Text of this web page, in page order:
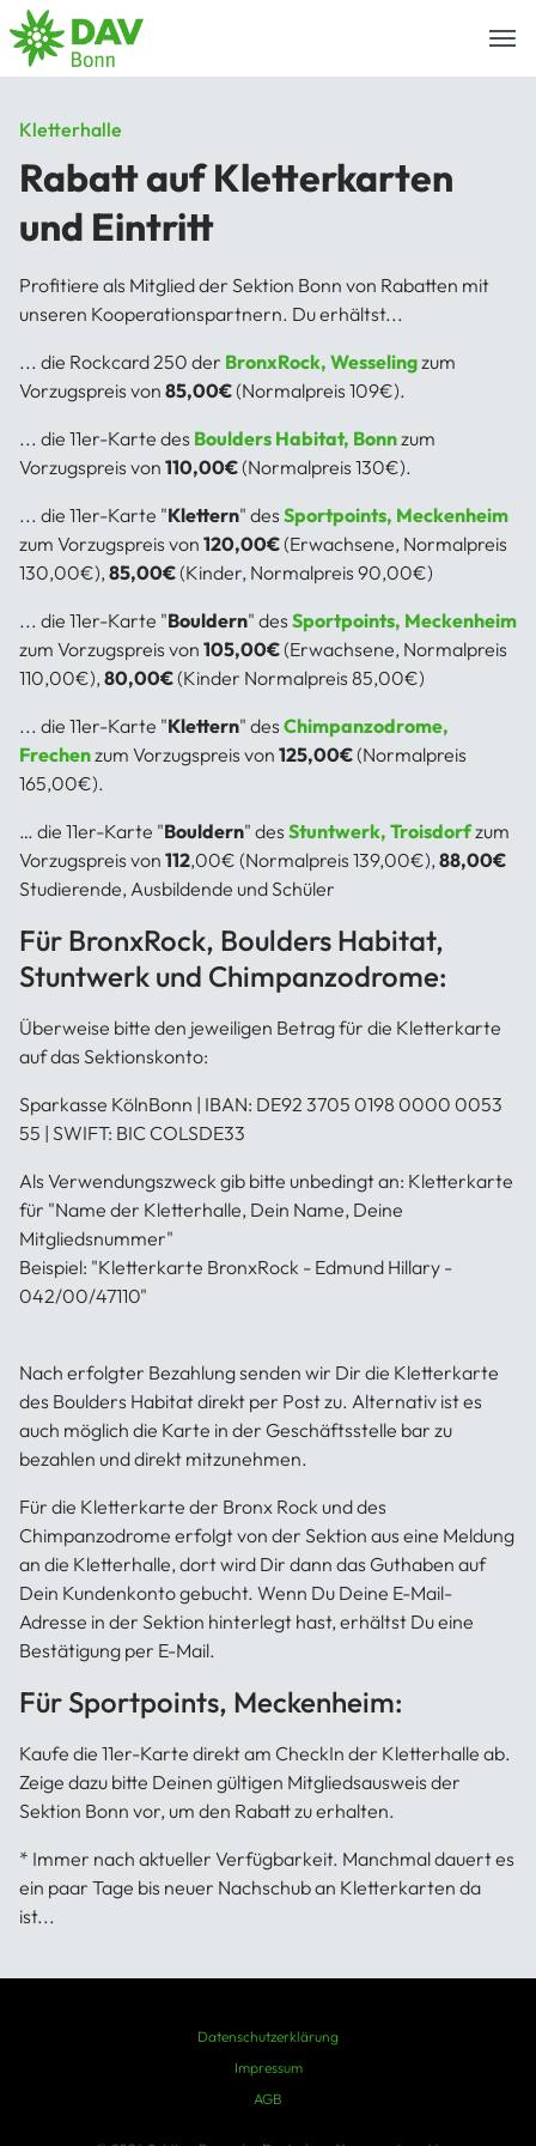
Kletterhalle
Rabatt auf Kletterkarten
und Eintritt
Profitiere als Mitglied der Sektion Bonn von Rabatten mit
unseren Kooperationspartnern. Du erhältst...
... die Rockcard 250 der BronxRock, Wesselingzum
Vorzugspreis von 85,00€(Normalpreis 109€).
... die 11er-Karte des Boulders Habitat, Bonnzum
Vorzugspreis von 110,00€(Normalpreis 130€).
... die 11er-Karte "Klettern" des Sportpoints, Meckenheim
zum Vorzugspreis von 120,00€(Erwachsene, Normalpreis
130,00€),85,00€(Kinder, Normalpreis 90,00€)
... die 11er-Karte "Bouldern" des Sportpoints, Meckenheim
zum Vorzugspreis von 105,00€(Erwachsene, Normalpreis
110,00€),80,00€(Kinder Normalpreis 85,00€)
... die 11er-Karte "Klettern" des Chimpanzodrome,
Frechenzum Vorzugspreis von 125,00€(Normalpreis
165,00€).
… die 11er-Karte "Bouldern" des Stuntwerk, Troisdorfzum
Vorzugspreis von 112,00€ (Normalpreis 139,00€),88,00€
Studierende, Ausbildende und Schüler
Für BronxRock, Boulders Habitat,
Stuntwerk und Chimpanzodrome:
Überweise bitte den jeweiligen Betrag für die Kletterkarte
auf das Sektionskonto:
Sparkasse KölnBonn | IBAN: DE92 3705 0198 0000 0053
55 | SWIFT: BIC COLSDE33
Als Verwendungszweck gib bitte unbedingt an: Kletterkarte
für "Name der Kletterhalle, Dein Name, Deine
Mitgliedsnummer"
Beispiel: "Kletterkarte BronxRock - Edmund Hillary -
042/00/47110"
Nach erfolgter Bezahlung senden wir Dir die Kletterkarte
des Boulders Habitat direkt per Post zu. Alternativ ist es
auch möglich die Karte in der Geschäftsstelle bar zu
bezahlen und direkt mitzunehmen.
Für die Kletterkarte der Bronx Rock und des
Chimpanzodrome erfolgt von der Sektion aus eine Meldung
an die Kletterhalle, dort wird Dir dann das Guthaben auf
Dein Kundenkonto gebucht. Wenn Du Deine E-Mail-
Adresse in der Sektion hinterlegt hast, erhältst Du eine
Bestätigung per E-Mail.
Für Sportpoints, Meckenheim:
Kaufe die 11er-Karte direkt am CheckIn der Kletterhalle ab.
Zeige dazu bitte Deinen gültigen Mitgliedsausweis der
Sektion Bonn vor, um den Rabatt zu erhalten.
* Immer nach aktueller Verfügbarkeit. Manchmal dauert es
ein paar Tage bis neuer Nachschub an Kletterkarten da
ist...
Datenschutzerklärung
Impressum
AGB